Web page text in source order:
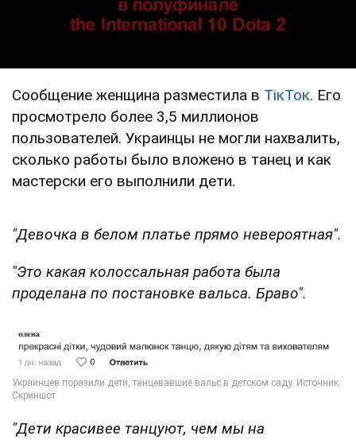
Сообщение женщина разместила в ТікТок. Его
просмотрело более 3,5 миллионов
пользователей. Украинцы не могли нахвалить,
сколько работы было вложено в танец и как
мастерски его выполнили дети.
"Девочка в белом платье прямо невероятная".
"Это какая колоссальная работа была
проделана по постановке вальса. Браво".
"Дети красивее танцуют, чем мы на